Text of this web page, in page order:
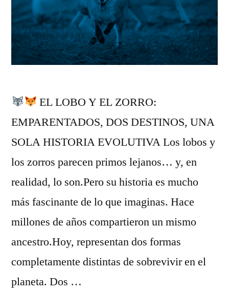
EL LOBO Y EL ZORRO:
EMPARENTADOS, DOS DESTINOS, UNA
SOLA HISTORIA EVOLUTIVA Los lobos y
los zorros parecen primos lejanos… y, en
realidad, lo son.Pero su historia es mucho
más fascinante de lo que imaginas. Hace
millones de años compartieron un mismo
ancestro.Hoy, representan dos formas
completamente distintas de sobrevivir en el
planeta. Dos …